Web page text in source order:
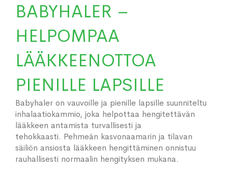
BABYHALER –
HELPOMPAA
LÄÄKKEENOTTOA
PIENILLE LAPSILLE
Babyhaler on vauvoille ja pienille lapsille suunniteltu
inhalaatiokammio, joka helpottaa hengitettävän
lääkkeen antamista turvallisesti ja
tehokkaasti. Pehmeän kasvonaamarin ja tilavan
säiliön ansiosta lääkkeen hengittäminen onnistuu
rauhallisesti normaalin hengityksen mukana.